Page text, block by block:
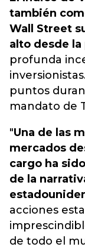
también
Wall Street
alto desde
profunda
puntos
mandato de
"Una de las
mercados
cargo ha
de la
acciones
de todo el